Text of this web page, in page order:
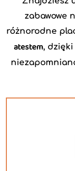
zabawowe
różnorodne
atestem, dzięki